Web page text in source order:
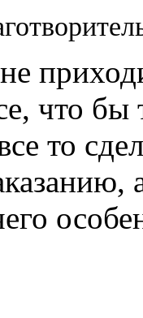
что
то